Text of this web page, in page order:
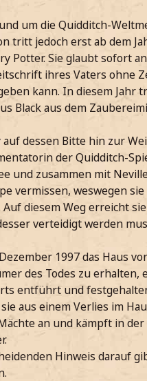
um die Quidditch-
tritt jedoch erst ab dem
Potter. Sie glaubt sofort
ihres Vaters ohne
kann. In diesem Jahr
Black aus dem
dessen Bitte hin zur
der Quidditch-
und zusammen mit
vermissen, weswegen
diesem Weg erreicht
verteidigt werden
1997 das Haus
des Todes zu erhalten,
entführt und
aus einem Verlies im
an und kämpft in
Hinweis darauf